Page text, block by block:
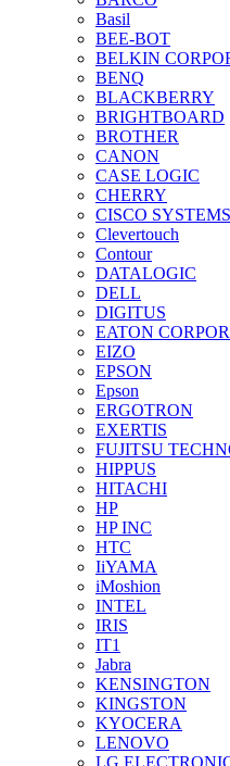
Basil
BEE-BOT
BELKIN
BENQ
BLACKBERRY
BRIGHTBOARD
BROTHER
CANON
CASE LOGIC
CHERRY
CISCO SYSTEMS
Clevertouch
Contour
DATALOGIC
DELL
DIGITUS
EATON
EIZO
EPSON
Epson
ERGOTRON
EXERTIS
FUJITSU
HIPPUS
HITACHI
HP
HP INC
HTC
IiYAMA
iMoshion
INTEL
IRIS
IT1
Jabra
KENSINGTON
KINGSTON
KYOCERA
LENOVO
LG